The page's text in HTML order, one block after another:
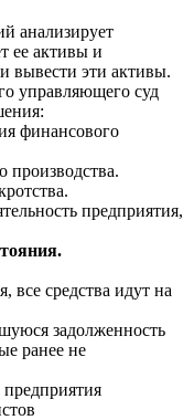
анализирует
ее активы и
вывести эти активы.
управляющего суд
финансового
производства.
предприятия,
средства идут на
задолженность
ранее не